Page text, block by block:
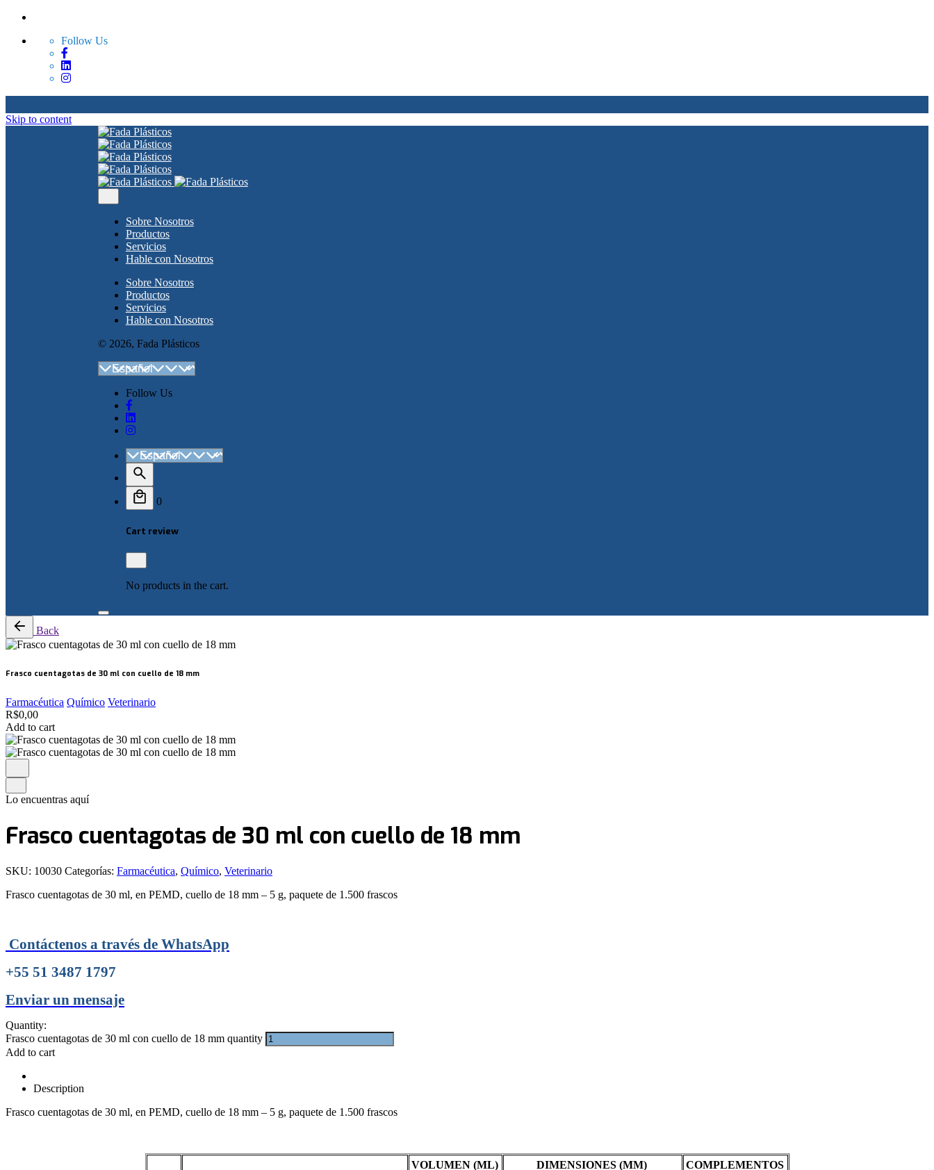
Follow Us
Skip to content
Sobre Nosotros
Productos
Servicios
Hable con Nosotros
Sobre Nosotros
Productos
Servicios
Hable con Nosotros
© 2026, Fada Plásticos
Follow Us
0
Cart review
No products in the cart.
Back
Frasco cuentagotas de 30 ml con cuello de 18 mm
Farmacéutica Químico Veterinario
R$0,00
Add to cart
Lo encuentras aquí
Frasco cuentagotas de 30 ml con cuello de 18 mm
SKU: 10030 Categorías: Farmacéutica, Químico, Veterinario
Frasco cuentagotas de 30 ml, en PEMD, cuello de 18 mm – 5 g, paquete de 1.500 frascos
Contáctenos a través de WhatsApp
+55 51 3487 1797
Enviar un mensaje
Quantity:
Frasco cuentagotas de 30 ml con cuello de 18 mm quantity
Add to cart
Description
Frasco cuentagotas de 30 ml, en PEMD, cuello de 18 mm – 5 g, paquete de 1.500 frascos
VOLUMEN (ML) DIMENSIONES (MM) COMPLEMENTOS